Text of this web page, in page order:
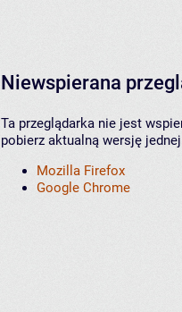
Niewspierana
Ta przeglądarka nie jest
pobierz aktualną wersję
Mozilla Firefox
Google Chrome